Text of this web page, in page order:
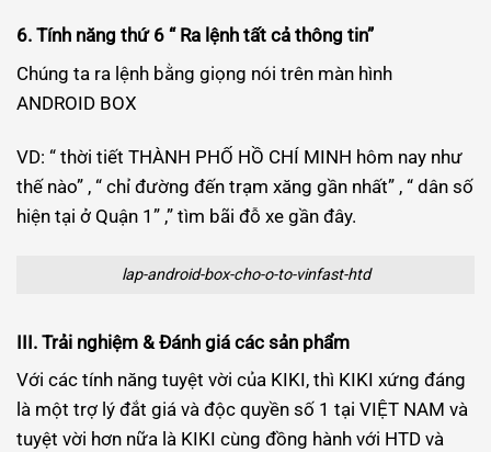
6. Tính năng thứ 6 “ Ra lệnh tất cả thông tin”
Chúng ta ra lệnh bằng giọng nói trên màn hình
ANDROID BOX
VD: “ thời tiết THÀNH PHỐ HỒ CHÍ MINH hôm nay như
thế nào” , “ chỉ đường đến trạm xăng gần nhất” , “ dân số
hiện tại ở Quận 1” ,” tìm bãi đỗ xe gần đây.
lap-android-box-cho-o-to-vinfast-htd
III. Trải nghiệm & Đánh giá các sản phẩm
Với các tính năng tuyệt vời của KIKI, thì KIKI xứng đáng
là một trợ lý đắt giá và độc quyền số 1 tại VIỆT NAM và
tuyệt vời hơn nữa là KIKI cùng đồng hành với HTD và